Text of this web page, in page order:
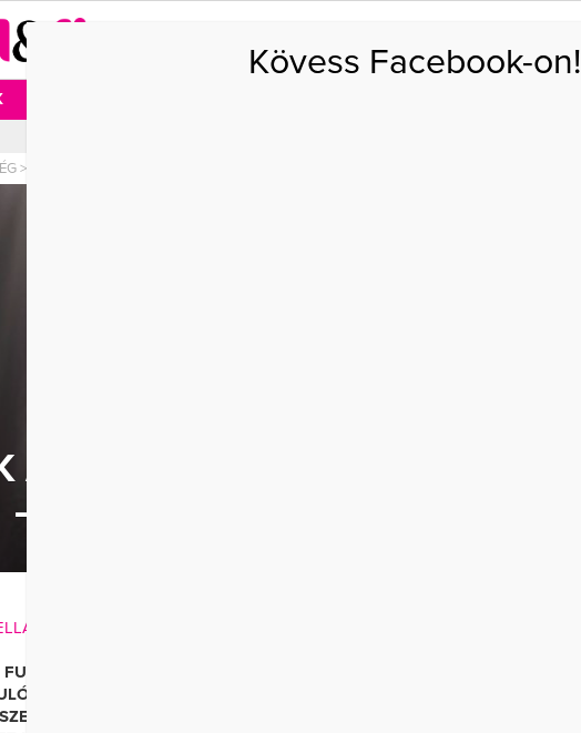
>
A BŐRRÁK TIPIKUS TÜNETEI
– BŐRGYÓGYÁSZ SEGÍT
VISELKEDŐ ANYAJEGY VAGY EGY MAKACSUL NEM
SEB NEM MINDIG ÁRTALMATLAN BŐRPROBLÉMA.
ÖNELLENŐRZÉS NEM HELYETTESÍTI A VIZSGÁLATOT, DE
Kövess Facebook-on!